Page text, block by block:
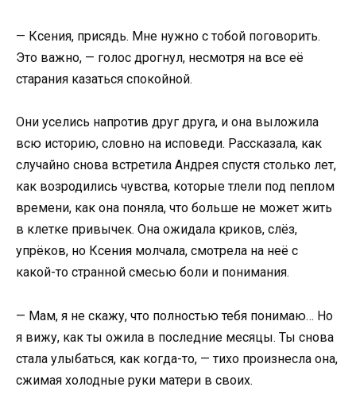
— Ксения, присядь. Мне нужно с тобой поговорить.
Это важно, — голос дрогнул, несмотря на все её
старания казаться спокойной.
Они уселись напротив друг друга, и она выложила
всю историю, словно на исповеди. Рассказала, как
случайно снова встретила Андрея спустя столько лет,
как возродились чувства, которые тлели под пеплом
времени, как она поняла, что больше не может жить
в клетке привычек. Она ожидала криков, слёз,
упрёков, но Ксения молчала, смотрела на неё с
какой-то странной смесью боли и понимания.
— Мам, я не скажу, что полностью тебя понимаю… Но
я вижу, как ты ожила в последние месяцы. Ты снова
стала улыбаться, как когда-то, — тихо произнесла она,
сжимая холодные руки матери в своих.